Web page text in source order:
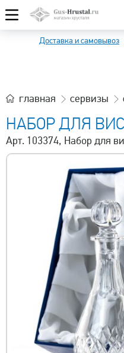
Доставка и самовывоз
главная сервизы
НАБОР ДЛЯ
Арт. 103374, Набор для